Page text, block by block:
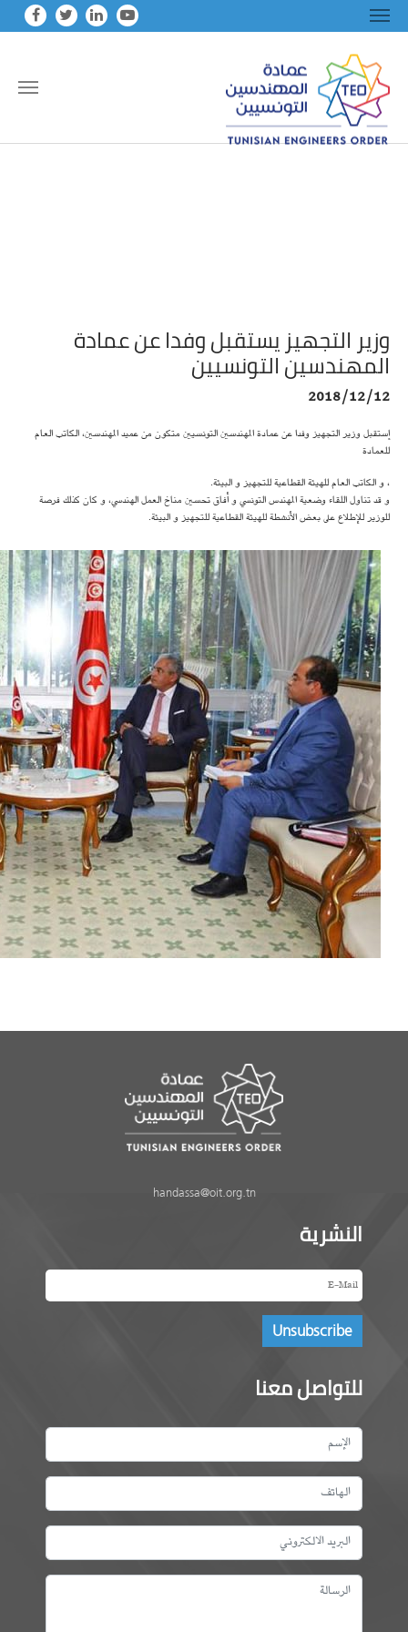
وزير التجهيز يستقبل وفدا عن عمادة
المهندسين التونسيين
2018/12/12
إستقبل وزير التجهيز وفدا عن عمادة المهندسين التونسيين متكون من عميد المهندسين، الكاتب العام
للعمادة
، و الكاتب العام للهيئة القطاعية للتجهيز و البيئة.
و قد تناول اللقاء وضعية المهندس التونسي و أفاق تحسين مناخ العمل الهندسي، و كان كذلك فرصة
للوزير للإطلاع على بعض الأنشطة للهيئة القطاعية للتجهيز و البيئة.
handassa@oit.org.tn
النشرية
للتواصل معنا